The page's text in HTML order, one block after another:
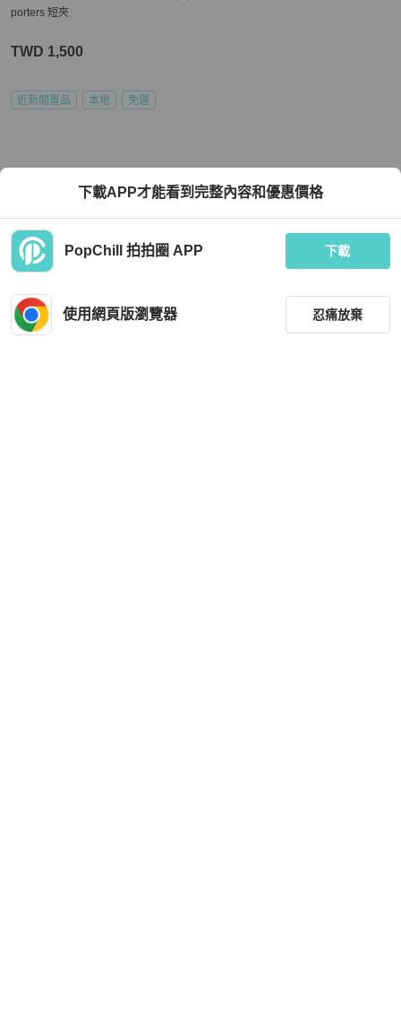
porters 短夾
TWD 1,500
近新閒置品 本地 免運
下載APP才能看到完整內容和優惠價格
PopChill 拍拍圈 APP 下載
使用網頁版瀏覽器 忍痛放棄